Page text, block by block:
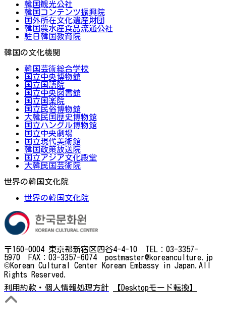
韓国観光公社
韓国コンテンツ振興院
国外所在文化遺産財団
韓国農水産食品流通公社
駐日韓国教育院
韓国の文化機関
韓国芸術総合学校
国立中央博物館
国立国語院
国立中央図書館
国立国楽院
国立民俗博物館
大韓民国歴史博物館
国立ハングル博物館
国立中央劇場
国立現代美術館
韓国政策放送院
国立アジア文化殿堂
大韓民国芸術院
世界の韓国文化院
世界の韓国文化院
〒160-0004 東京都新宿区四谷4-4-10 TEL：03-3357-
5970 FAX：03-3357-6074 postmaster@koreanculture.jp
©Korean Cultural Center Korean Embassy in Japan.All
Rights Reserved.
利用約款・個人情報処理方針
【Desktopモード転換】